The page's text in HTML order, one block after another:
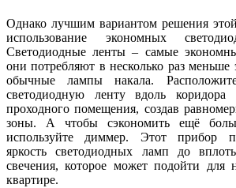
Однако лучшим вариантом решения
использование экономных
Светодиодные ленты – самые
они потребляют в несколько раз меньше
обычные лампы накала.
светодиодную ленту вдоль
проходного помещения, создав
зоны. А чтобы сэкономить ещё
используйте диммер. Этот прибор
яркость светодиодных ламп до
свечения, которое может подойти для
квартире.